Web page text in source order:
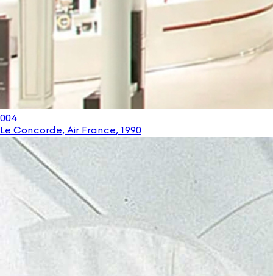
004
Le Concorde, Air France, 1990